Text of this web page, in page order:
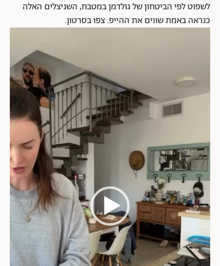
לשפוט לפי הביטחון של גולדמן במטבח, השניצלים האלה
כנראה באמת שווים את ההייפ. צפו בסרטון.